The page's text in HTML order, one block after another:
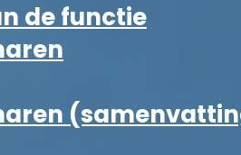
de functie